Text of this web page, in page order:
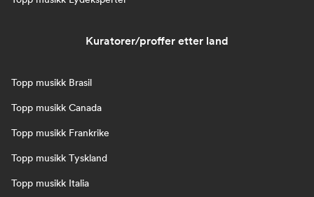
Kuratorer/proffer etter land
Topp musikk Brasil
Topp musikk Canada
Topp musikk Frankrike
Topp musikk Tyskland
Topp musikk Italia